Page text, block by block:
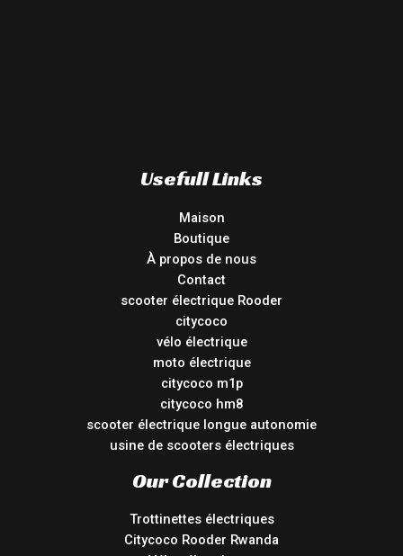
Usefull Links
Maison
Boutique
À propos de nous
Contact
scooter électrique Rooder
citycoco
vélo électrique
moto électrique
citycoco m1p
citycoco hm8
scooter électrique longue autonomie
usine de scooters électriques
Our Collection
Trottinettes électriques
Citycoco Rooder Rwanda